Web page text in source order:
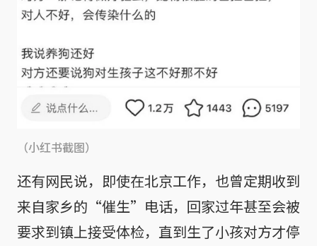
（小红书截图）
还有网民说，即使在北京工作，也曾定期收到
来自家乡的“催生”电话，回家过年甚至会被
要求到镇上接受体检，直到生了小孩对方才停